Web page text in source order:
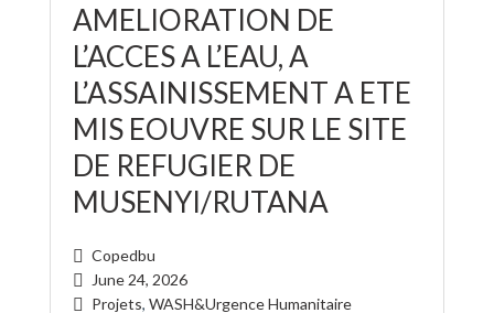
AMELIORATION DE
L’ACCES A L’EAU, A
L’ASSAINISSEMENT A ETE
MIS EOUVRE SUR LE SITE
DE REFUGIER DE
MUSENYI/RUTANA
Copedbu
June 24, 2026
Projets, WASH&Urgence Humanitaire